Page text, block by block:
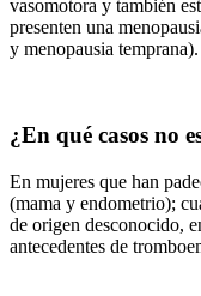
vasomotora y también
presenten una
y menopausia temprana).
¿En qué casos no
En mujeres que han
(mama y endometrio);
de origen desconocido,
antecedentes de